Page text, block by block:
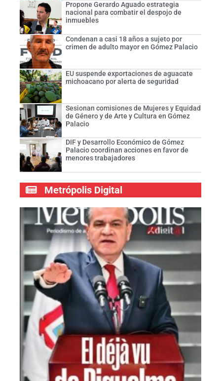
Propone Gerardo Aguado estrategia
nacional para combatir el despojo de
inmuebles
Condenan a casi 18 años a sujeto por
crimen de adulto mayor en Gómez Palacio
EU suspende exportaciones de aguacate
michoacano por alerta de seguridad
Sesionan comisiones de Mujeres y Equidad
de Género y de Arte y Cultura en Gómez
Palacio
DIF y Desarrollo Económico de Gómez
Palacio coordinan acciones en favor de
menores trabajadores
Metrópolis Digital